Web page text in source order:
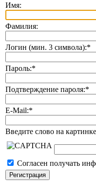
Имя:
Фамилия:
Логин (мин. 3 символа):*
Пароль:*
Подтверждение пароля:*
E-Mail:*
Введите слово на картинке
Согласен получать